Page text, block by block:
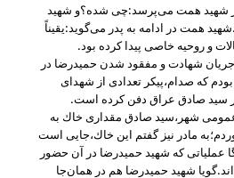
شهید همت می‌پرسد:چی شده؟و شهید
همت در ادامه به پدر می‌گوید:یقیناً
و روحیه‌ خاصی پیدا كرده بود.
شهادت و مفقود شدن حمیدرضا در
كه صدام،پیكر تعدادی از شهدای
سید صادق عراق دفن كرده است.
شهر،سید صادق مقداری خاك به
مادر نیز گفتم این خاك،جایی است
عملیاتی كه شهید حمیدرضا در آن حضور
شهید حمیدرضا هم در همان‌جا